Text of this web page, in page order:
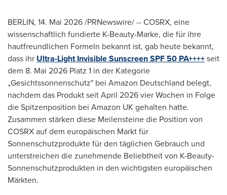
BERLIN, 14. Mai 2026/PRNewswire/ -- COSRX, eine
wissenschaftlich fundierte K-Beauty-Marke, die für ihre
hautfreundlichen Formeln bekannt ist, gab heute bekannt,
dass ihr Ultra-Light Invisible Sunscreen SPF 50 PA++++seit
dem 8. Mai 2026 Platz 1 in der Kategorie
„Gesichtssonnenschutz" bei Amazon Deutschland belegt,
nachdem das Produkt seit April 2026 vier Wochen in Folge
die Spitzenposition bei Amazon UK gehalten hatte.
Zusammen stärken diese Meilensteine die Position von
COSRX auf dem europäischen Markt für
Sonnenschutzprodukte für den täglichen Gebrauch und
unterstreichen die zunehmende Beliebtheit von K-Beauty-
Sonnenschutzprodukten in den wichtigsten europäischen
Märkten.